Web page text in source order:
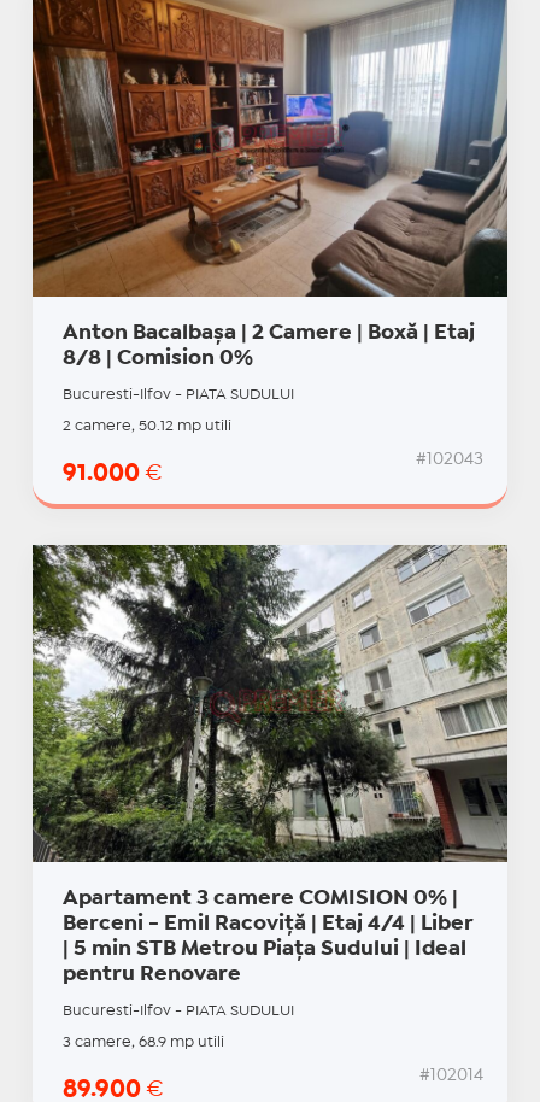
Anton Bacalbașa | 2 Camere | Boxă | Etaj
8/8 | Comision 0%
Bucuresti-Ilfov - PIATA SUDULUI
2 camere, 50.12 mp utili
91.000 €
#102043
Apartament 3 camere COMISION 0% |
Berceni - Emil Racoviță | Etaj 4/4 | Liber
| 5 min STB Metrou Piața Sudului | Ideal
pentru Renovare
Bucuresti-Ilfov - PIATA SUDULUI
3 camere, 68.9 mp utili
89.900 €
#102014